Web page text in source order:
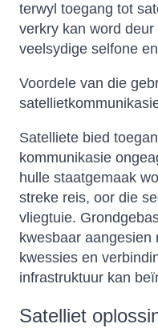
terwyl toegang tot
verkry kan word
veelsydige selfone
Voordele van die
Satelliete bied
kommunikasie
hulle staatgemaak
streke reis, oor die
vliegtuie.
kwesbaar
kwessies en
infrastruktuur kan
Satelliet